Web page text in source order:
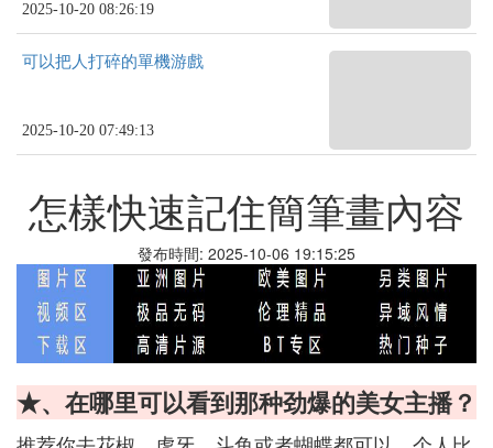
2025-10-20 08:26:19
可以把人打碎的單機游戲
2025-10-20 07:49:13
怎樣快速記住簡筆畫內容
發布時間: 2025-10-06 19:15:25
★、在哪里可以看到那种劲爆的美女主播？